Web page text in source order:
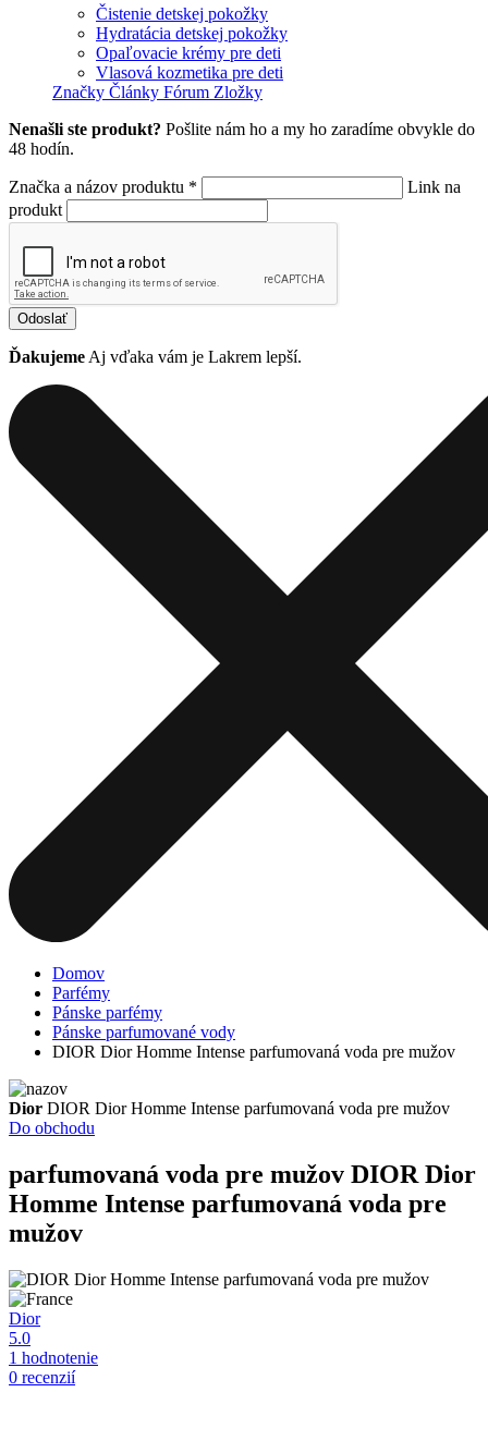
Čistenie detskej pokožky
Hydratácia detskej pokožky
Opaľovacie krémy pre deti
Vlasová kozmetika pre deti
Značky Články Fórum Zložky
Nenašli ste produkt? Pošlite nám ho a my ho zaradíme obvykle do
48 hodín.
Značka a názov produktu *
Link na
produkt
Odoslať
Ďakujeme Aj vďaka vám je Lakrem lepší.
Domov
Parfémy
Pánske parfémy
Pánske parfumované vody
DIOR Dior Homme Intense parfumovaná voda pre mužov
Dior DIOR Dior Homme Intense parfumovaná voda pre mužov
Do obchodu
parfumovaná voda pre mužov DIOR Dior
Homme Intense parfumovaná voda pre
mužov
Dior
5.0
1 hodnotenie
0 recenzií